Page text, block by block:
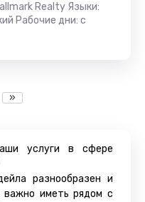
Realty Языки:
Рабочие дни: с
»
услуги в сфере
разнообразен и
важно иметь рядом с